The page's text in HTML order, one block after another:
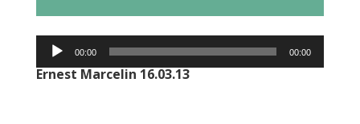
Lecteur
00:00 00:00
Ernest Marcelin 16.03.13